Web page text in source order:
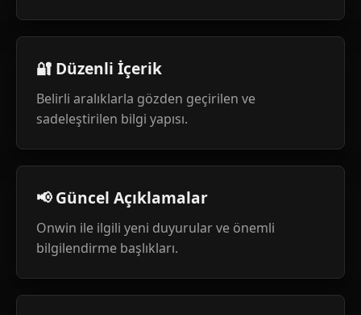
🔐 Düzenli İçerik
Belirli aralıklarla gözden geçirilen ve
sadeleştirilen bilgi yapısı.
📢 Güncel Açıklamalar
Onwin ile ilgili yeni duyurular ve önemli
bilgilendirme başlıkları.